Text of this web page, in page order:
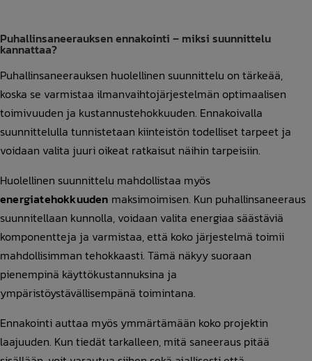
Puhallinsaneerauksen ennakointi – miksi suunnittelu
kannattaa?
Puhallinsaneerauksen huolellinen suunnittelu on tärkeää,
koska se varmistaa ilmanvaihtojärjestelmän optimaalisen
toimivuuden ja kustannustehokkuuden. Ennakoivalla
suunnittelulla tunnistetaan kiinteistön todelliset tarpeet ja
voidaan valita juuri oikeat ratkaisut näihin tarpeisiin.
Huolellinen suunnittelu mahdollistaa myös
energiatehokkuuden maksimoimisen. Kun puhallinsaneeraus
suunnitellaan kunnolla, voidaan valita energiaa säästäviä
komponentteja ja varmistaa, että koko järjestelmä toimii
mahdollisimman tehokkaasti. Tämä näkyy suoraan
pienempinä käyttökustannuksina ja
ympäristöystävällisempänä toimintana.
Ennakointi auttaa myös ymmärtämään koko projektin
laajuuden. Kun tiedät tarkalleen, mitä saneeraus pitää